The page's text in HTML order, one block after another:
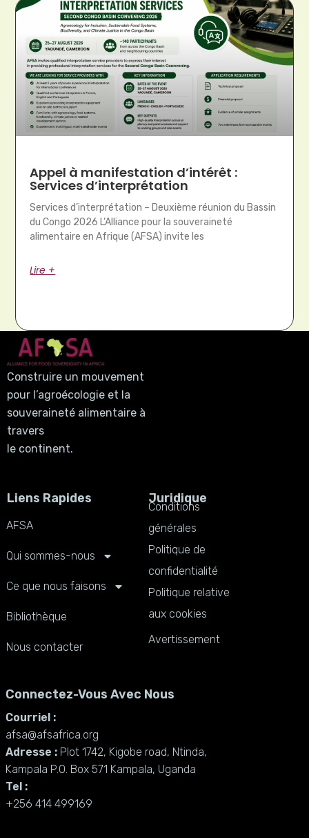
Appel à manifestation d’intérêt :
Services d’interprétation
Services d’interprétation – Deuxième réunion du Bassin
du Congo 2026 L’Alliance pour la souveraineté
alimentaire en Afrique (AFSA) invite les
Lire +
Construire un mouvement
pour l’agroécologie et la
souveraineté alimentaire à
travers
le continent.
Liens Rapides
AFSA
Qui sommes-nous
Ce que nous faisons
Bibliothèque
Nous contacter
Juridique
Conditions
générales
Politique de
confidentialité
Politique relative
aux cookies
Avertissement
Connectez-Vous Avec Nous
Courriel :
afsa@afsafrica.org
Adresse : Plot 1742, Kigobe road, Ntinda,
Kampala P.O. Box 571 Kampala, Uganda
Tel :
+256 414 499169